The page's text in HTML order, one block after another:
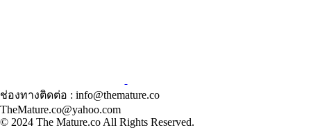
ช่องทางติดต่อ : info@themature.co
TheMature.co@yahoo.com
© 2024 The Mature.co All Rights Reserved.